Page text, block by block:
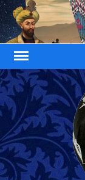
Skip
to
content